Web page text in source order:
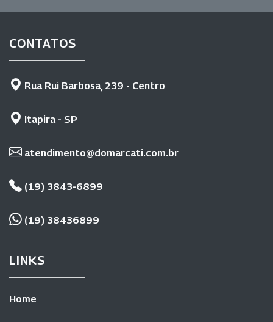
CONTATOS
Rua Rui Barbosa, 239 - Centro
Itapira - SP
atendimento@domarcati.com.br
(19) 3843-6899
(19) 38436899
LINKS
Home